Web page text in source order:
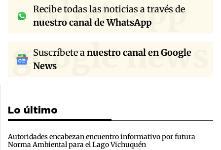
whatsapp
Recibe todas las noticias a través de
nuestro canal de WhatsApp
google news
Suscríbete anuestro canal en Google
News
Lo último
Autoridades encabezan encuentro informativo por futura
Norma Ambiental para el Lago Vichuquén